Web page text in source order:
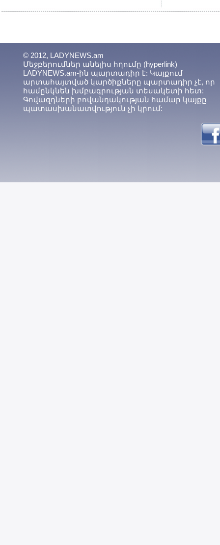
© 2012, LADYNEWS.am
Մեջբերումներ անելիս հղումը (hyperlink)
LADYNEWS.am-ին պարտադիր է: Կայքում
արտահայտված կարծիքները պարտադիր չէ, որ
համընկնեն խմբագրության տեսակետի հետ:
Գովազդների բովանդակության համար կայքը
պատասխանատվություն չի կրում: